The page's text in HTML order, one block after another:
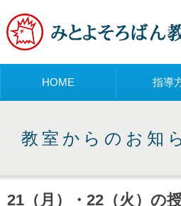
HOME 指導
教室からのお知
21（月）・22（火）の